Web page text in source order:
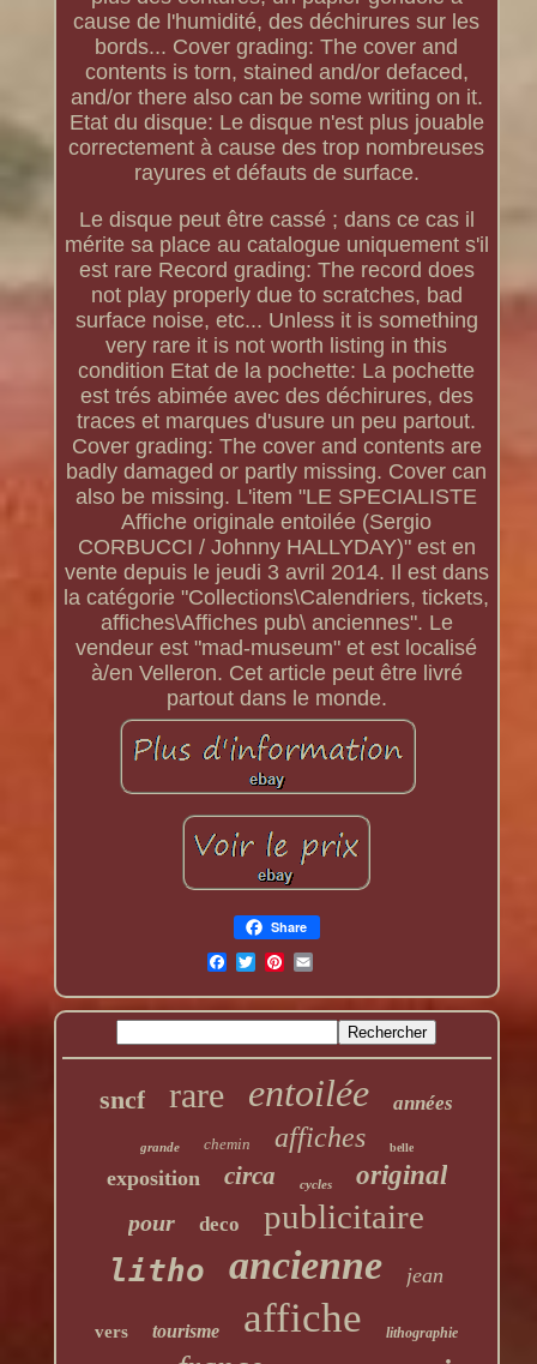
cause de l'humidité, des déchirures sur les
bords... Cover grading: The cover and
contents is torn, stained and/or defaced,
and/or there also can be some writing on it.
Etat du disque: Le disque n'est plus jouable
correctement à cause des trop nombreuses
rayures et défauts de surface.
Le disque peut être cassé ; dans ce cas il
mérite sa place au catalogue uniquement s'il
est rare Record grading: The record does
not play properly due to scratches, bad
surface noise, etc... Unless it is something
very rare it is not worth listing in this
condition Etat de la pochette: La pochette
est trés abimée avec des déchirures, des
traces et marques d'usure un peu partout.
Cover grading: The cover and contents are
badly damaged or partly missing. Cover can
also be missing. L'item "LE SPECIALISTE
Affiche originale entoilée (Sergio
CORBUCCI / Johnny HALLYDAY)" est en
vente depuis le jeudi 3 avril 2014. Il est dans
la catégorie "Collections\Calendriers, tickets,
affiches\Affiches pub\ anciennes". Le
vendeur est "mad-museum" et est localisé
à/en Velleron. Cet article peut être livré
partout dans le monde.
Share
sncf rare entoilée années
grande chemin affiches belle
exposition circa cycles original
pour deco publicitaire
litho ancienne jean
vers tourisme affiche lithographie